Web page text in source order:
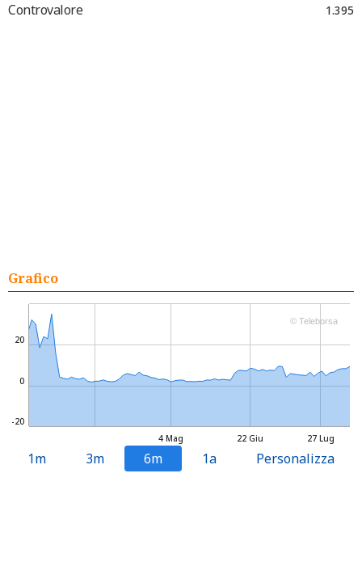
Controvalore 1.395
Grafico
4 Mag 22 Giu 27 Lug
-20
0
20
© Teleborsa
1m 3m 6m 1a Personalizza